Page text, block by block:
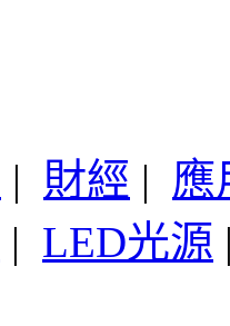
| 財經 | 應
| LED光源